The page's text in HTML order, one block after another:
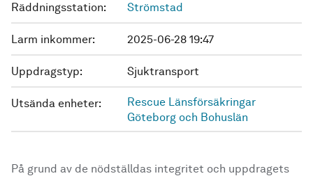
Räddningsstation: Strömstad
Larm inkommer: 2025-06-28 19:47
Uppdragstyp: Sjuktransport
Utsända enheter:
Rescue Länsförsäkringar
Göteborg och Bohuslän
På grund av de nödställdas integritet och uppdragets